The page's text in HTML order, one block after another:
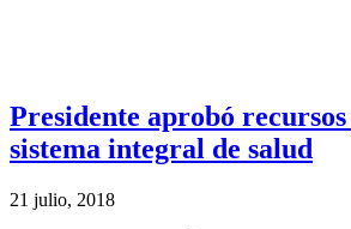
Presidente aprobó
sistema integral de salud
21 julio, 2018